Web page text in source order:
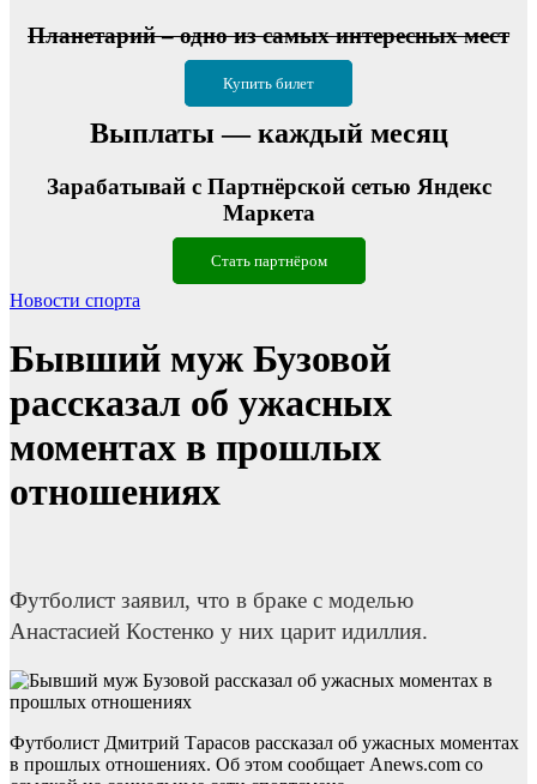
Планетарий – одно из самых интересных мест
Купить билет
Выплаты — каждый месяц
Зарабатывай с Партнёрской сетью Яндекс
Маркета
Стать партнёром
Новости спорта
Бывший муж Бузовой
рассказал об ужасных
моментах в прошлых
отношениях
Футболист заявил, что в браке с моделью
Анастасией Костенко у них царит идиллия.
Футболист Дмитрий Тарасов рассказал об ужасных моментах
в прошлых отношениях. Об этом сообщает Anews.com со